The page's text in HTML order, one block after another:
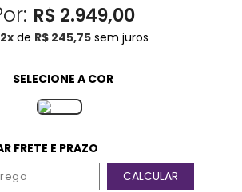
R$ 2.949,00
xde R$ 245,75sem juros
FRETE E PRAZO